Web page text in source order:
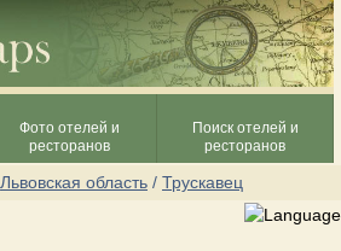
Фото отелей и
ресторанов
Поиск отелей и
ресторанов
Львовская область / Трускавец